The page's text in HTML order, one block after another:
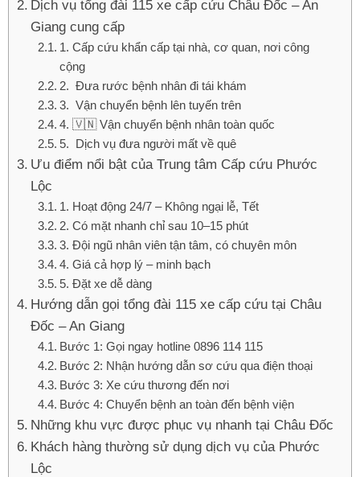
Dịch vụ tổng đài 115 xe cấp cứu Châu Đốc – An
Giang cung cấp
1. Cấp cứu khẩn cấp tại nhà, cơ quan, nơi công
cộng
2. Đưa rước bệnh nhân đi tái khám
3. Vận chuyển bệnh lên tuyến trên
4. 🇻🇳 Vận chuyển bệnh nhân toàn quốc
5. Dịch vụ đưa người mất về quê
Ưu điểm nổi bật của Trung tâm Cấp cứu Phước
Lộc
1. Hoạt động 24/7 – Không ngại lễ, Tết
2. Có mặt nhanh chỉ sau 10–15 phút
3. Đội ngũ nhân viên tận tâm, có chuyên môn
4. Giá cả hợp lý – minh bạch
5. Đặt xe dễ dàng
Hướng dẫn gọi tổng đài 115 xe cấp cứu tại Châu
Đốc – An Giang
Bước 1: Gọi ngay hotline 0896 114 115
Bước 2: Nhận hướng dẫn sơ cứu qua điện thoại
Bước 3: Xe cứu thương đến nơi
Bước 4: Chuyển bệnh an toàn đến bệnh viện
Những khu vực được phục vụ nhanh tại Châu Đốc
Khách hàng thường sử dụng dịch vụ của Phước
Lộc